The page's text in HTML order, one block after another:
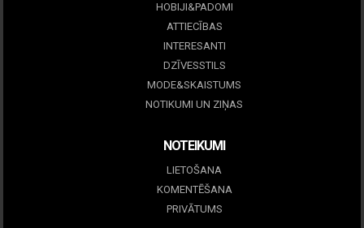
HOBIJI&PADOMI
ATTIECĪBAS
INTERESANTI
DZĪVESSTILS
MODE&SKAISTUMS
NOTIKUMI UN ZIŅAS
NOTEIKUMI
LIETOŠANA
KOMENTĒŠANA
PRIVĀTUMS